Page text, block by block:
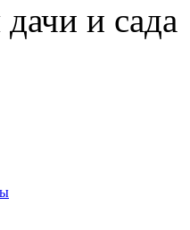
и сада